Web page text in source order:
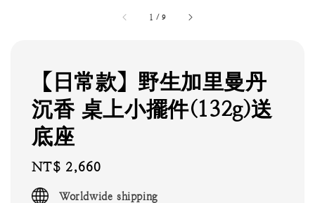
1 /9
【日常款】野生加里曼丹
沉香 桌上小擺件(132g)送
底座
Regular
price
NT$ 2,660
Worldwide shipping